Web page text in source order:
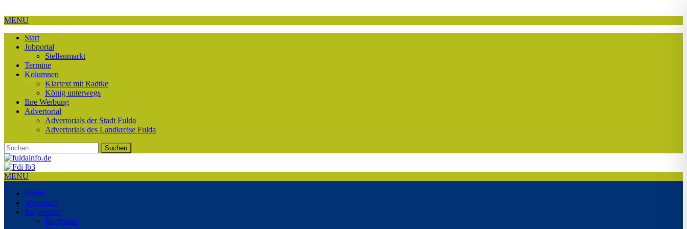
MENU
Start
Jobportal
Stellenmarkt
Termine
Kolumnen
Klartext mit Radtke
König unterwegs
Ihre Werbung
Advertorial
Advertorials der Stadt Fulda
Advertorials des Landkreise Fulda
Suchen
nach:
MENU
Politik
Wirtschaft
Regionales
Burghaun